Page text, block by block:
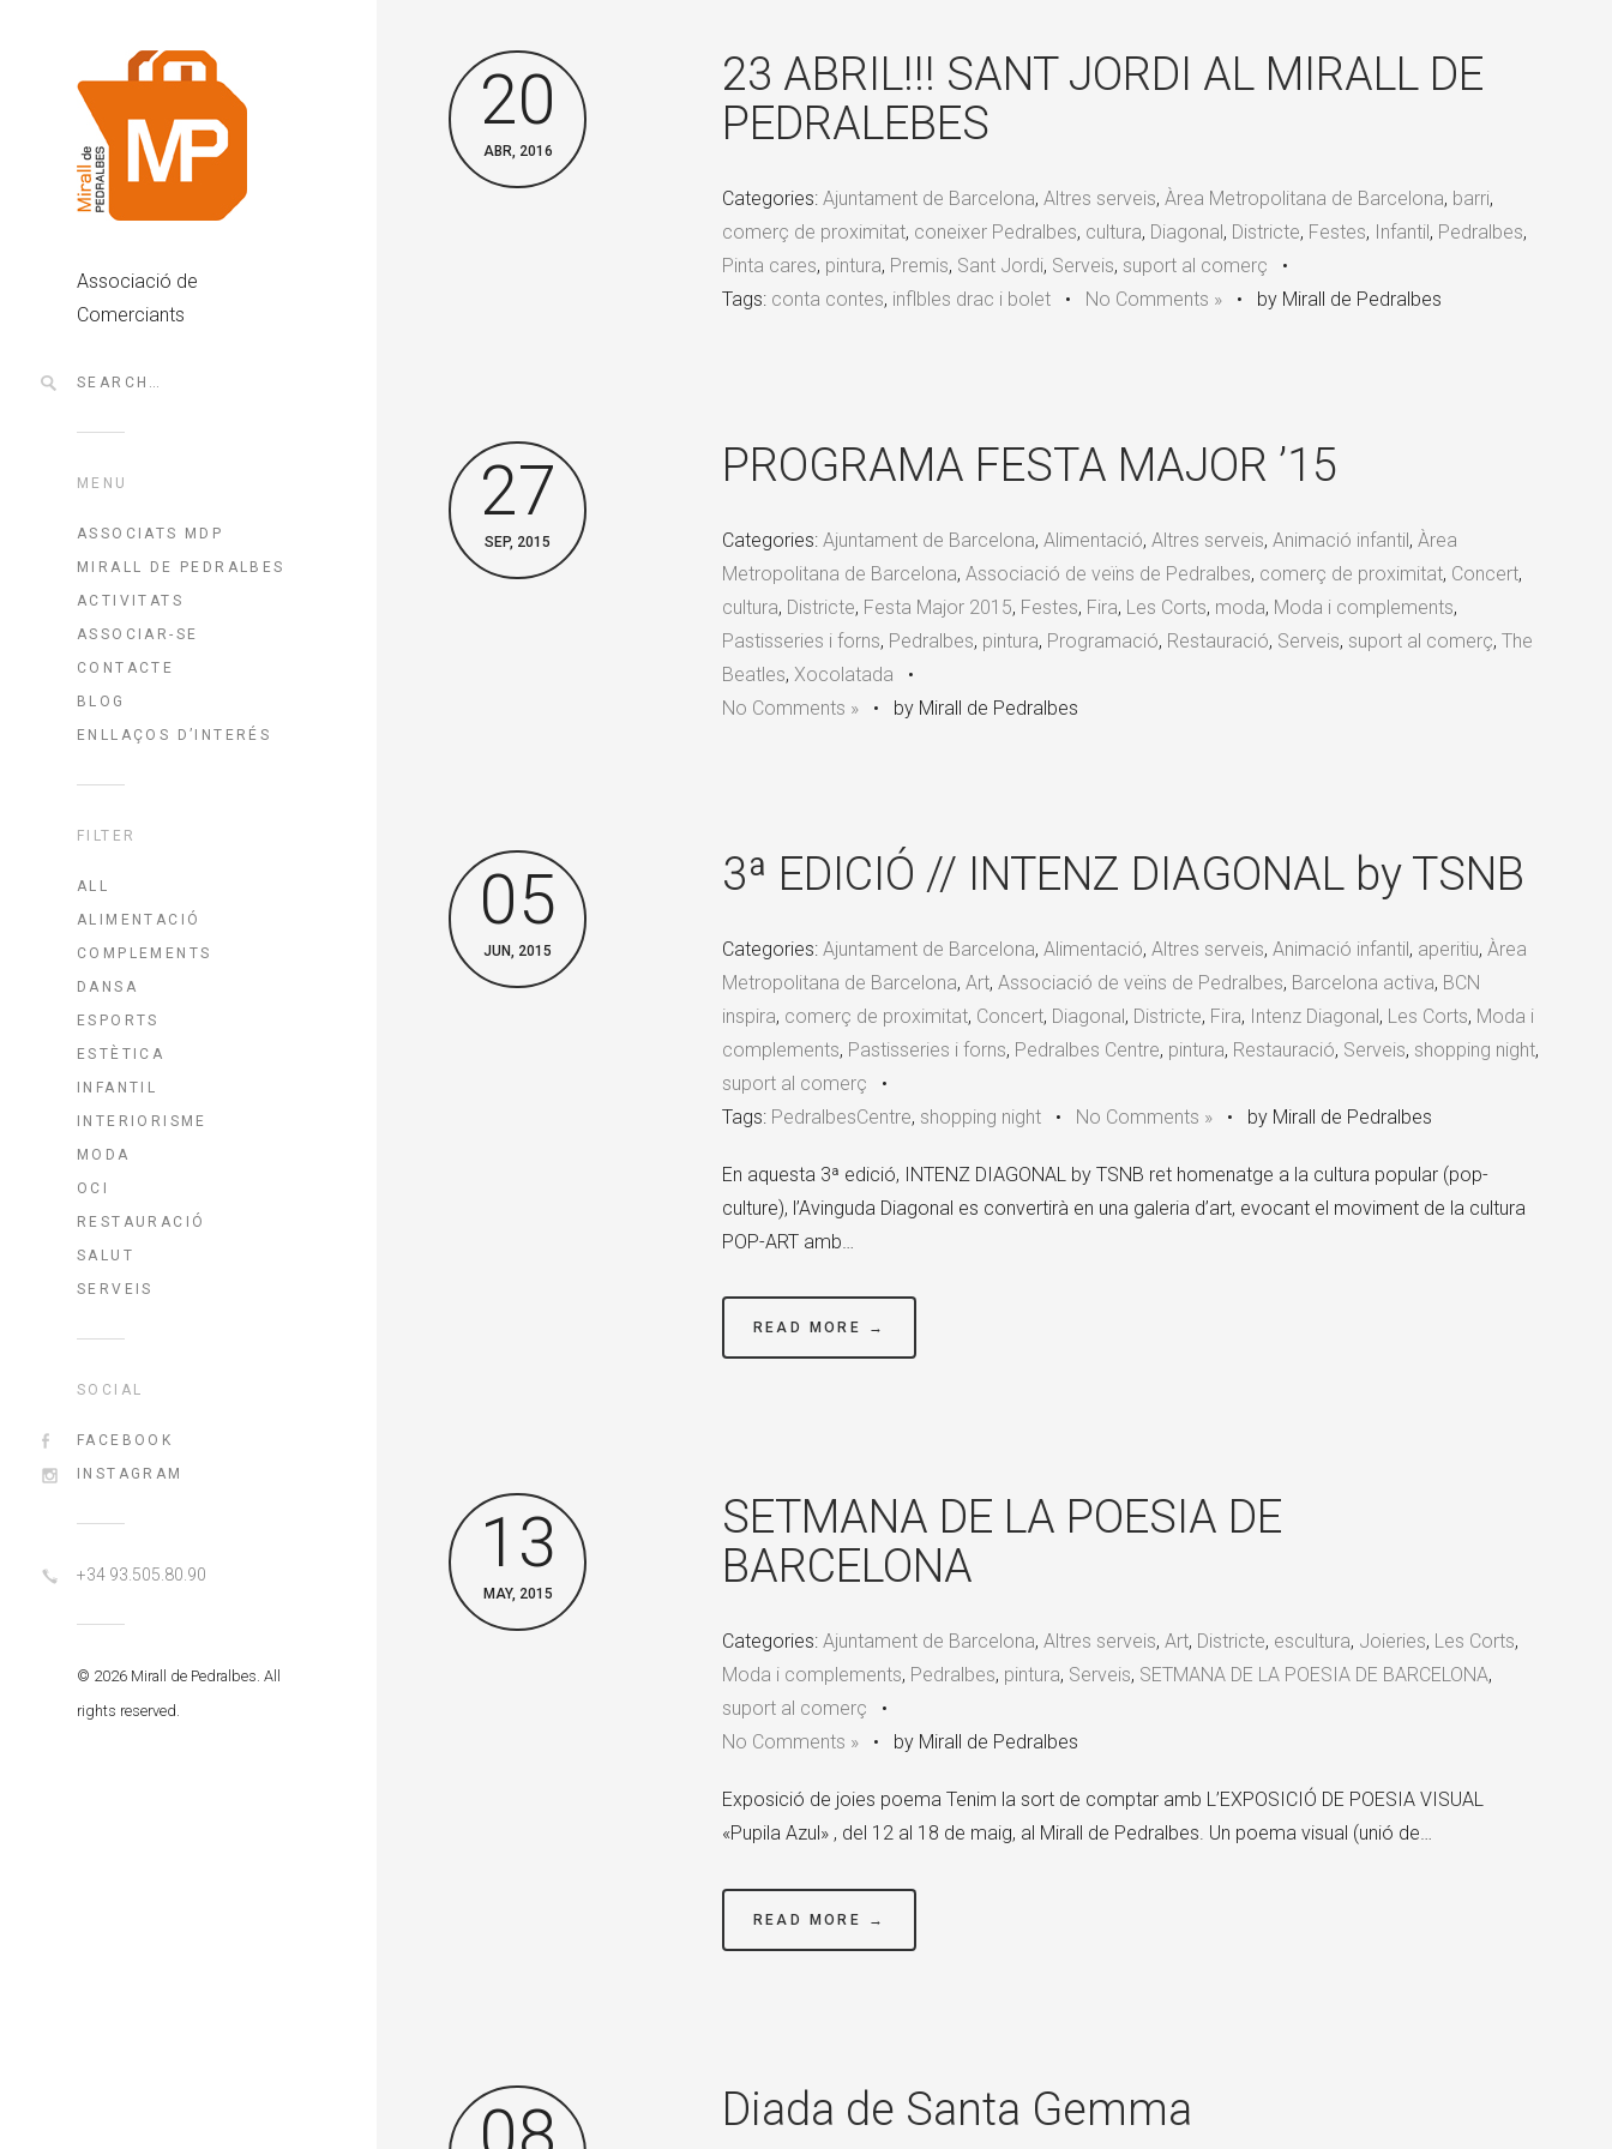
Associació de
Comerciants
MENU
ASSOCIATS MDP
MIRALL DE PEDRALBES
ACTIVITATS
ASSOCIAR-SE
CONTACTE
BLOG
ENLLAÇOS D’INTERÉS
FILTER
ALL
ALIMENTACIÓ
COMPLEMENTS
DANSA
ESPORTS
ESTÈTICA
INFANTIL
INTERIORISME
MODA
OCI
RESTAURACIÓ
SALUT
SERVEIS
SOCIAL
FACEBOOK
INSTAGRAM
+34 93.505.80.90
© 2026 Mirall de Pedralbes. All
rights reserved.
20
ABR, 2016
23 ABRIL!!! SANT JORDI AL MIRALL DE
PEDRALEBES
Categories: Ajuntament de Barcelona, Altres serveis, Àrea Metropolitana de Barcelona, barri,
comerç de proximitat, coneixer Pedralbes, cultura, Diagonal, Districte, Festes, Infantil, Pedralbes,
Pinta cares, pintura, Premis, Sant Jordi, Serveis, suport al comerç •
Tags: conta contes, inflbles drac i bolet• No Comments »• by Mirall de Pedralbes
27
SEP, 2015
PROGRAMA FESTA MAJOR ’15
Categories: Ajuntament de Barcelona, Alimentació, Altres serveis, Animació infantil, Àrea
Metropolitana de Barcelona, Associació de veïns de Pedralbes, comerç de proximitat, Concert,
cultura, Districte, Festa Major 2015, Festes, Fira, Les Corts, moda, Moda i complements,
Pastisseries i forns, Pedralbes, pintura, Programació, Restauració, Serveis, suport al comerç, The
Beatles, Xocolatada •
No Comments »• by Mirall de Pedralbes
05
JUN, 2015
3ª EDICIÓ // INTENZ DIAGONAL by TSNB
Categories: Ajuntament de Barcelona, Alimentació, Altres serveis, Animació infantil, aperitiu, Àrea
Metropolitana de Barcelona, Art, Associació de veïns de Pedralbes, Barcelona activa, BCN
inspira, comerç de proximitat, Concert, Diagonal, Districte, Fira, Intenz Diagonal, Les Corts, Moda i
complements, Pastisseries i forns, Pedralbes Centre, pintura, Restauració, Serveis, shopping night,
suport al comerç •
Tags: PedralbesCentre, shopping night• No Comments »• by Mirall de Pedralbes
En aquesta 3ª edició, INTENZ DIAGONAL by TSNB ret homenatge a la cultura popular (pop-
culture), l’Avinguda Diagonal es convertirà en una galeria d’art, evocant el moviment de la cultura
POP-ART amb…
READ MORE →
13
MAY, 2015
SETMANA DE LA POESIA DE
BARCELONA
Categories: Ajuntament de Barcelona, Altres serveis, Art, Districte, escultura, Joieries, Les Corts,
Moda i complements, Pedralbes, pintura, Serveis, SETMANA DE LA POESIA DE BARCELONA,
suport al comerç •
No Comments »• by Mirall de Pedralbes
Exposició de joies poema Tenim la sort de comptar amb L’EXPOSICIÓ DE POESIA VISUAL
«Pupila Azul» , del 12 al 18 de maig, al Mirall de Pedralbes. Un poema visual (unió de…
READ MORE →
Diada de Santa Gemma